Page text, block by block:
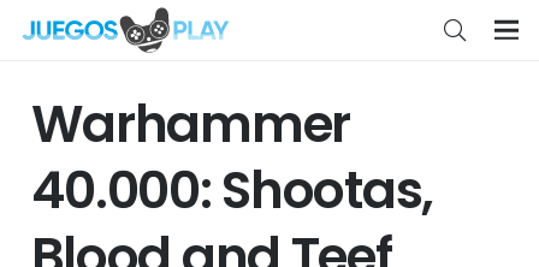
Warhammer
40.000: Shootas,